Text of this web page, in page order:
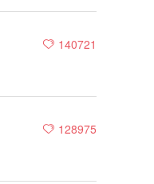
140721
128975